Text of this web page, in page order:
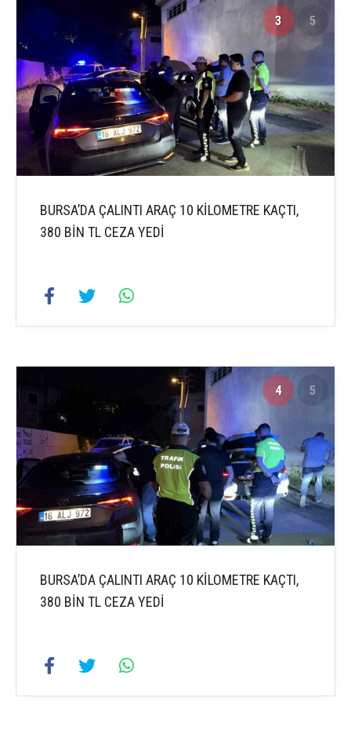
3 5
BURSA’DA ÇALINTI ARAÇ 10 KİLOMETRE KAÇTI,
380 BİN TL CEZA YEDİ
4 5
BURSA’DA ÇALINTI ARAÇ 10 KİLOMETRE KAÇTI,
380 BİN TL CEZA YEDİ